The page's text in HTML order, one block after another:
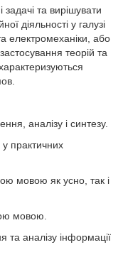
задачі та вирішувати
діяльності у галузі
електромеханіки, або
теорій та
аналізу і синтезу.
у практичних
мовою як усно, так і
мовою.
та аналізу інформації